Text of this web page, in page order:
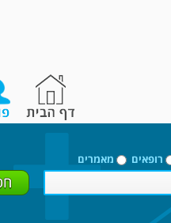
רופאים מאמרים